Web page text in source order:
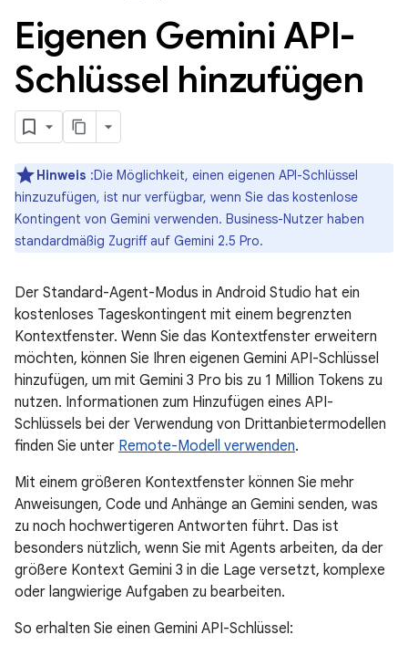
Eigenen Gemini API-
Schlüssel hinzufügen
Hinweis :Die Möglichkeit, einen eigenen API-Schlüssel
hinzuzufügen, ist nur verfügbar, wenn Sie das kostenlose
Kontingent von Gemini verwenden. Business-Nutzer haben
standardmäßig Zugriff auf Gemini 2.5 Pro.
Der Standard-Agent-Modus in Android Studio hat ein
kostenloses Tageskontingent mit einem begrenzten
Kontextfenster. Wenn Sie das Kontextfenster erweitern
möchten, können Sie Ihren eigenen Gemini API-Schlüssel
hinzufügen, um mit Gemini 3 Pro bis zu 1 Million Tokens zu
nutzen. Informationen zum Hinzufügen eines API-
Schlüssels bei der Verwendung von Drittanbietermodellen
finden Sie unter Remote-Modell verwenden.
Mit einem größeren Kontextfenster können Sie mehr
Anweisungen, Code und Anhänge an Gemini senden, was
zu noch hochwertigeren Antworten führt. Das ist
besonders nützlich, wenn Sie mit Agents arbeiten, da der
größere Kontext Gemini 3 in die Lage versetzt, komplexe
oder langwierige Aufgaben zu bearbeiten.
So erhalten Sie einen Gemini API-Schlüssel: